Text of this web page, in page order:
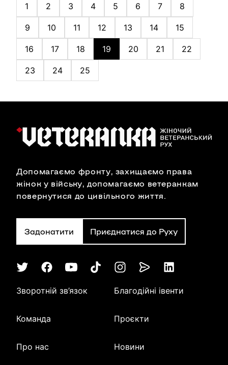
1 2 3 4 5 6 7 8
9 10 11 12 13 14 15
16 17 18 19 20 21 22
23 24 25
Допомагаємо фронту, захищаємо права
жінок у війську, допомагаємо ветеранкам
повернутися до цивільного життя.
Задонатити Приєднатися до Руху
Зворотній зв’язок
Команда
Про нас
Благодійні івенти
Проєкти
Новини